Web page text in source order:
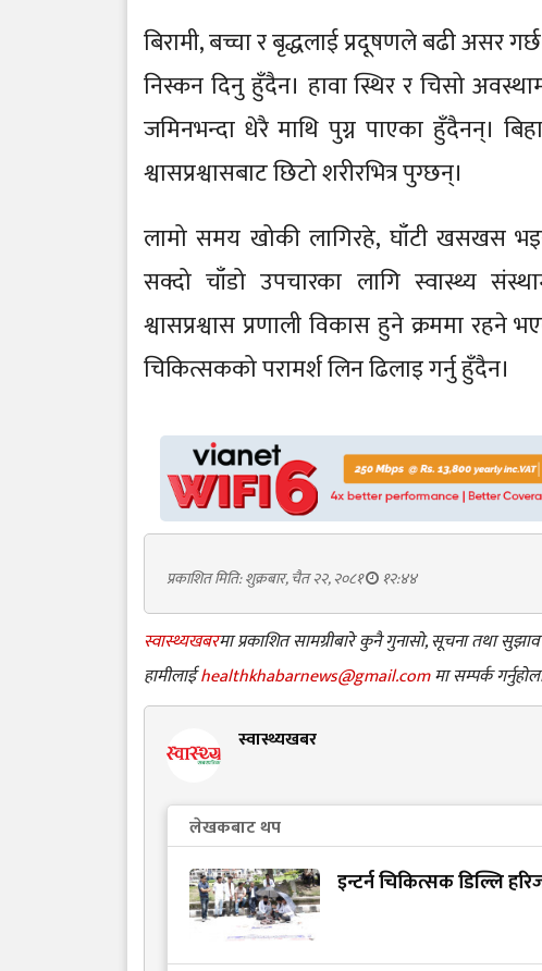
बिरामी, बच्चा र बृद्धलाई प्रदूषणले बढी असर
निस्कन दिनु हुँदैन। हावा स्थिर र चिसो
जमिनभन्दा धेरै माथि पुग्न पाएका हुँदैनन्।
श्वासप्रश्वासबाट छिटो शरीरभित्र पुग्छन्।
लामो समय खोकी लागिरहे, घाँटी खसखस
सक्दो चाँडो उपचारका लागि स्वास्थ्य
श्वासप्रश्वास प्रणाली विकास हुने क्रममा
चिकित्सकको परामर्श लिन ढिलाइ गर्नु हुँदैन।
प्रकाशित मिति: शुक्रबार, चैत २२, २०८१ १२:४४
स्वास्थ्यखबरमा प्रकाशित सामग्रीबारे कुनै गुनासो, सूचना तथा
हामीलाईhealthkhabarnews@gmail.comमा सम्पर्क
स्वास्थ्यखबर
लेखकबाट थप
इन्टर्न चिकित्सक डिल्लि